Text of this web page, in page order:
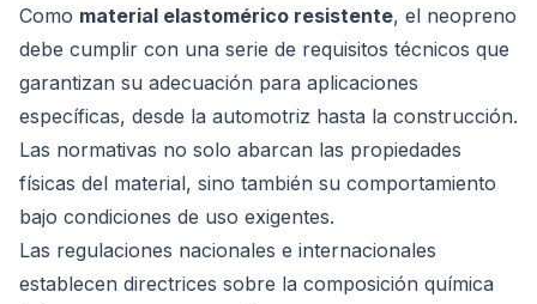
Como material elastomérico resistente, el neopreno
debe cumplir con una serie de requisitos técnicos que
garantizan su adecuación para aplicaciones
específicas, desde la automotriz hasta la construcción.
Las normativas no solo abarcan las propiedades
físicas del material, sino también su comportamiento
bajo condiciones de uso exigentes.
Las regulaciones nacionales e internacionales
establecen directrices sobre la composición química